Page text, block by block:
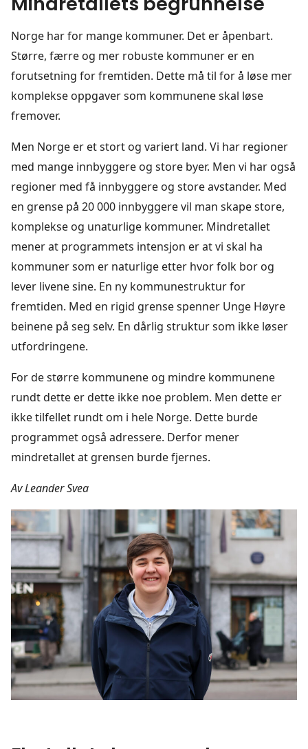
Norge har for mange kommuner. Det er åpenbart.
Større, færre og mer robuste kommuner er en
forutsetning for fremtiden. Dette må til for å løse mer
komplekse oppgaver som kommunene skal løse
fremover.
Men Norge er et stort og variert land. Vi har regioner
med mange innbyggere og store byer. Men vi har også
regioner med få innbyggere og store avstander. Med
en grense på 20 000 innbyggere vil man skape store,
komplekse og unaturlige kommuner. Mindretallet
mener at programmets intensjon er at vi skal ha
kommuner som er naturlige etter hvor folk bor og
lever livene sine. En ny kommunestruktur for
fremtiden. Med en rigid grense spenner Unge Høyre
beinene på seg selv. En dårlig struktur som ikke løser
utfordringene.
For de større kommunene og mindre kommunene
rundt dette er dette ikke noe problem. Men dette er
ikke tilfellet rundt om i hele Norge. Dette burde
programmet også adressere. Derfor mener
mindretallet at grensen burde fjernes.
Av Leander Svea